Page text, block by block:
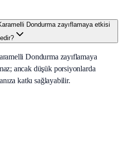
Dondurma zayıflamaya etkisi
Dondurma zayıflamaya
ancak düşük porsiyonlarda
katkı sağlayabilir.